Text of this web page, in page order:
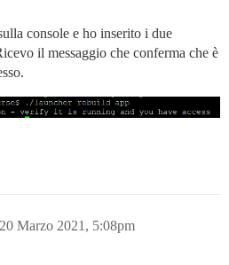
console e ho inserito i due
il messaggio che conferma che è
20 Marzo 2021, 5:08pm